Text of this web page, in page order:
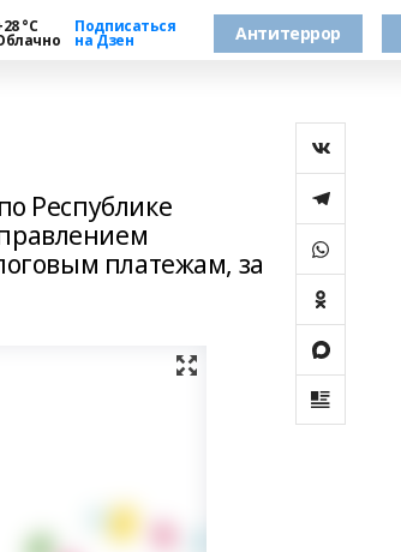
°С Подписаться
на Дзен Антитеррор
Республике
платежам, за